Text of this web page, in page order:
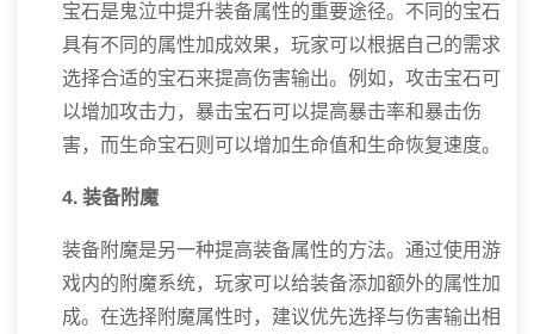
宝石是鬼泣中提升装备属性的重要途径。不同的宝石
具有不同的属性加成效果，玩家可以根据自己的需求
选择合适的宝石来提高伤害输出。例如，攻击宝石可
以增加攻击力，暴击宝石可以提高暴击率和暴击伤
害，而生命宝石则可以增加生命值和生命恢复速度。
4. 装备附魔
装备附魔是另一种提高装备属性的方法。通过使用游
戏内的附魔系统，玩家可以给装备添加额外的属性加
成。在选择附魔属性时，建议优先选择与伤害输出相